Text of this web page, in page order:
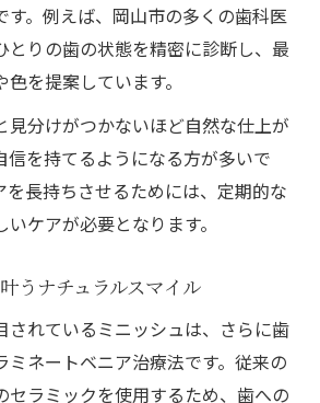
す。例えば、岡山市の多くの歯科医
とりの歯の状態を精密に診断し、最
を提案しています。
見分けがつかないほど自然な仕上が
信を持てるようになる方が多いで
を長持ちさせるためには、定期的な
ケアが必要となります。
うナチュラルスマイル
されているミニッシュは、さらに歯
ミネートベニア治療法です。従来の
セラミックを使用するため、歯への